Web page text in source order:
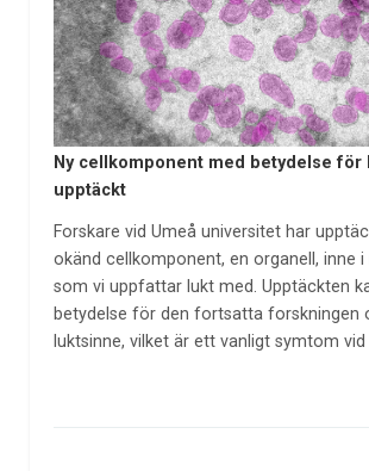
Ny cellkomponent med betydelse
upptäckt
Forskare vid Umeå universitet har
okänd cellkomponent, en organell, inne i
som vi uppfattar lukt med. Upptäckten
betydelse för den fortsatta forskningen
luktsinne, vilket är ett vanligt symtom